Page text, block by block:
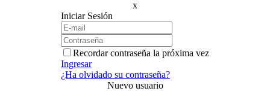
x
Iniciar Sesión
Recordar contraseña la próxima vez
Ingresar
¿Ha olvidado su contraseña?
Nuevo usuario